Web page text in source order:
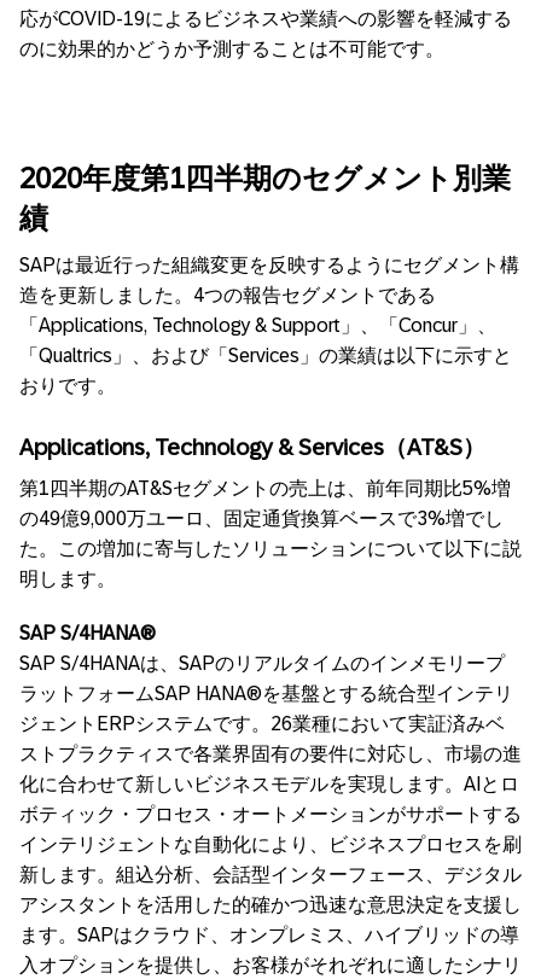
応がCOVID-19によるビジネスや業績への影響を軽減する
のに効果的かどうか予測することは不可能です。
2020年度第1四半期のセグメント別業
績
SAPは最近行った組織変更を反映するようにセグメント構
造を更新しました。4つの報告セグメントである
「Applications, Technology & Support」、「Concur」、
「Qualtrics」、および「Services」の業績は以下に示すと
おりです。
Applications, Technology & Services（AT&S）
第1四半期のAT&Sセグメントの売上は、前年同期比5%増
の49億9,000万ユーロ、固定通貨換算ベースで3%増でし
た。この増加に寄与したソリューションについて以下に説
明します。
SAP S/4HANA®
SAP S/4HANAは、SAPのリアルタイムのインメモリープ
ラットフォームSAP HANA®を基盤とする統合型インテリ
ジェントERPシステムです。26業種において実証済みベ
ストプラクティスで各業界固有の要件に対応し、市場の進
化に合わせて新しいビジネスモデルを実現します。AIとロ
ボティック・プロセス・オートメーションがサポートする
インテリジェントな自動化により、ビジネスプロセスを刷
新します。組込分析、会話型インターフェース、デジタル
アシスタントを活用した的確かつ迅速な意思決定を支援し
ます。SAPはクラウド、オンプレミス、ハイブリッドの導
入オプションを提供し、お客様がそれぞれに適したシナリ